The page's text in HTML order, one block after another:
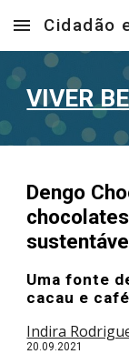
Skip to main
Cidadão
VIVER
Dengo
sustentável
Uma fonte
cacau e
Indira
20.09.2021